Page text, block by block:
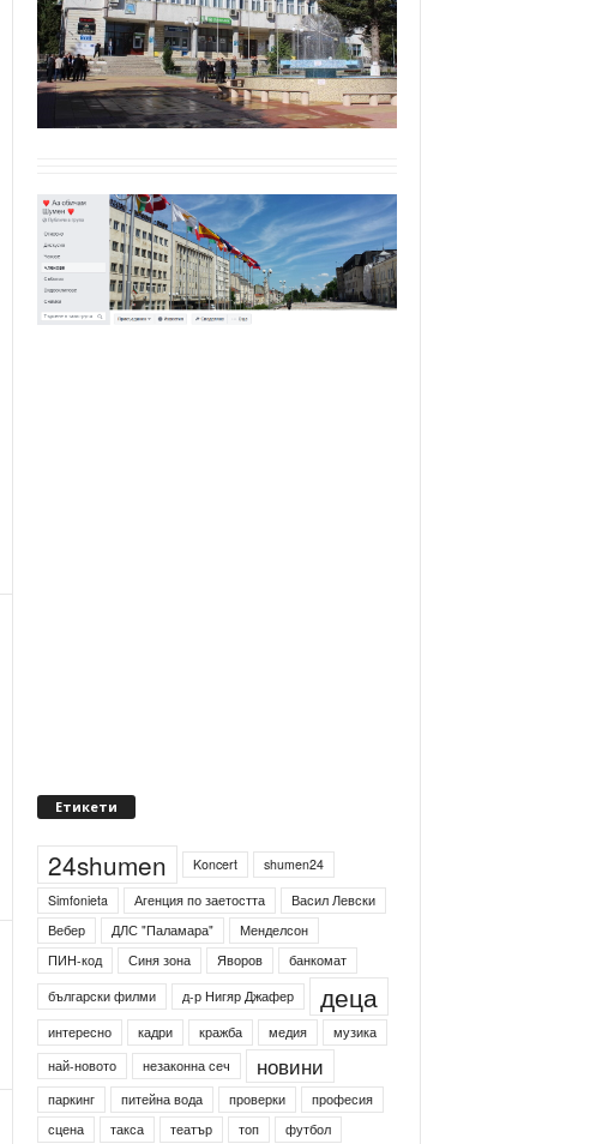
Етикети
24shumen Koncert
shumen24
Simfonieta
Агенция по заетостта
Васил Левски
Вебер
ДЛС "Паламара"
Менделсон
ПИН-код
Синя зона Яворов
банкомат
български филми
д-р Нигяр Джафер деца
интересно кадри кражба медия
музика
най-новото
незаконна сеч новини
паркинг питейна вода проверки
професия
сцена
такса театър топ футбол